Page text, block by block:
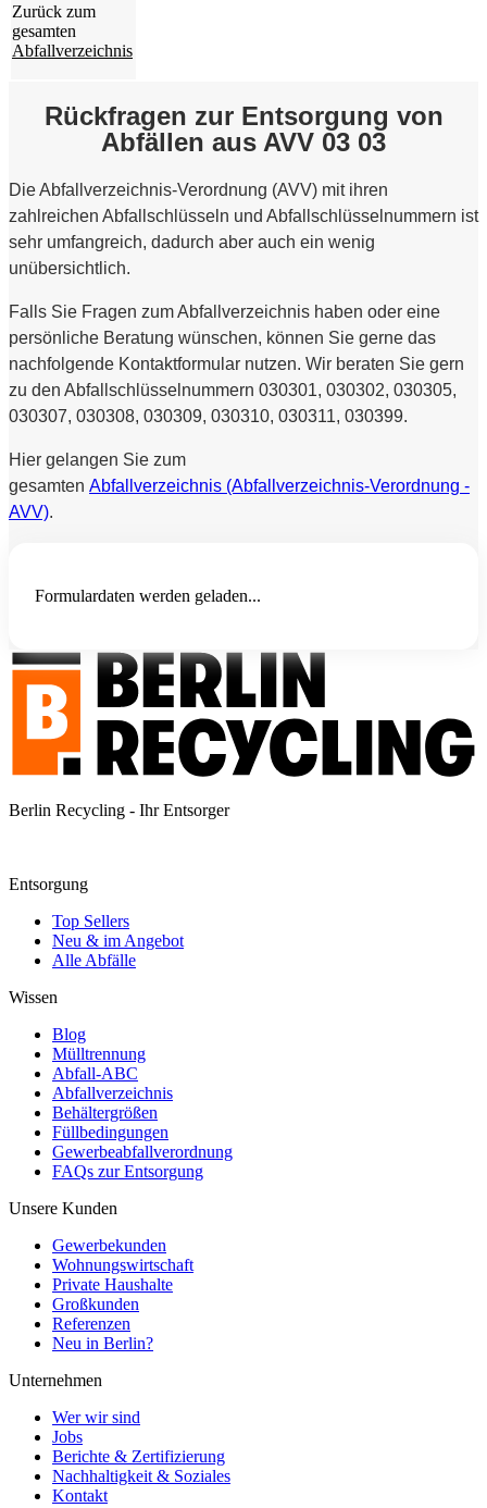
Zurück zum
gesamten
Abfallverzeichnis
Rückfragen zur Entsorgung von
Abfällen aus AVV 03 03
Die Abfallverzeichnis-Verordnung (AVV) mit ihren
zahlreichen Abfallschlüsseln und Abfallschlüsselnummern ist
sehr umfangreich, dadurch aber auch ein wenig
unübersichtlich.
Falls Sie Fragen zum Abfallverzeichnis haben oder eine
persönliche Beratung wünschen, können Sie gerne das
nachfolgende Kontaktformular nutzen. Wir beraten Sie gern
zu den Abfallschlüsselnummern 030301, 030302, 030305,
030307, 030308, 030309, 030310, 030311, 030399.
Hier gelangen Sie zum
gesamten Abfallverzeichnis (Abfallverzeichnis-Verordnung -
AVV).
Formulardaten werden geladen...
Berlin Recycling - Ihr Entsorger
Entsorgung
Top Sellers
Neu & im Angebot
Alle Abfälle
Wissen
Blog
Mülltrennung
Abfall-ABC
Abfallverzeichnis
Behältergrößen
Füllbedingungen
Gewerbeabfallverordnung
FAQs zur Entsorgung
Unsere Kunden
Gewerbekunden
Wohnungswirtschaft
Private Haushalte
Großkunden
Referenzen
Neu in Berlin?
Unternehmen
Wer wir sind
Jobs
Berichte & Zertifizierung
Nachhaltigkeit & Soziales
Kontakt